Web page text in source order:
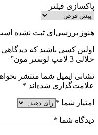
پاکسازی فیلتر
هنوز بررسی‌ای ثبت نشده
اولین کسی باشید که
حلالی 3 لامپ لوستر مون”
نشانی ایمیل شما منتشر
علامت‌گذاری شده‌اند *
امتیاز شما *
دیدگاه شما *